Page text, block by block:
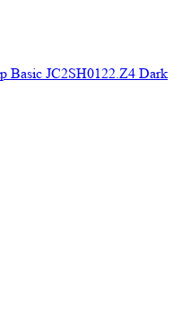
Basic JC2SH0122.Z4 Dark